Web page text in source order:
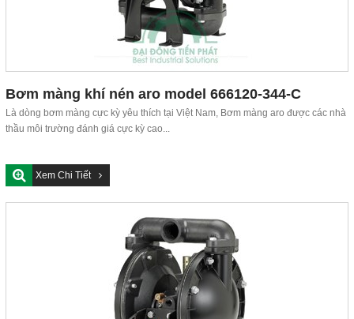
Bơm màng khí nén aro model 666120-344-C
Là dòng bơm màng cực kỳ yêu thích tại Việt Nam, Bơm màng aro được các nhà
thầu môi trường đánh giá cực kỳ cao...
Xem Chi Tiết